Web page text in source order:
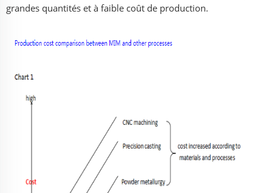
grandes quantités et à faible coût de production.